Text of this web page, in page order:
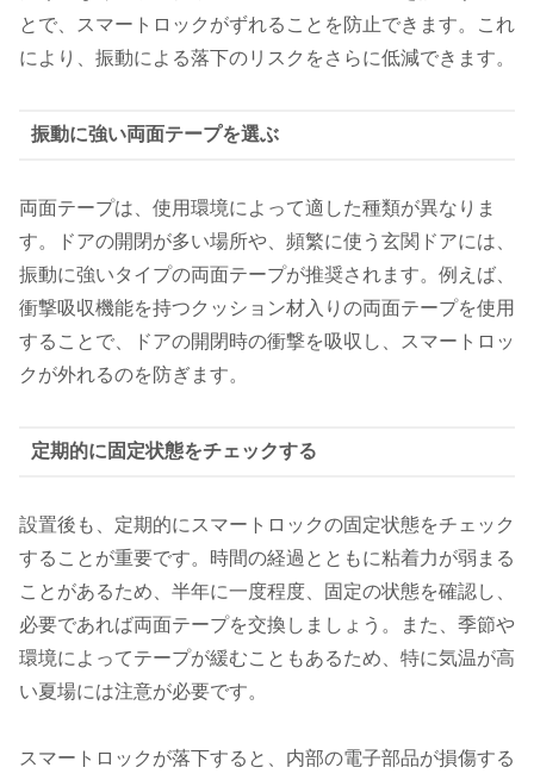
とで、スマートロックがずれることを防止できます。これ
により、振動による落下のリスクをさらに低減できます。
振動に強い両面テープを選ぶ
両面テープは、使用環境によって適した種類が異なりま
す。ドアの開閉が多い場所や、頻繁に使う玄関ドアには、
振動に強いタイプの両面テープが推奨されます。例えば、
衝撃吸収機能を持つクッション材入りの両面テープを使用
することで、ドアの開閉時の衝撃を吸収し、スマートロッ
クが外れるのを防ぎます。
定期的に固定状態をチェックする
設置後も、定期的にスマートロックの固定状態をチェック
することが重要です。時間の経過とともに粘着力が弱まる
ことがあるため、半年に一度程度、固定の状態を確認し、
必要であれば両面テープを交換しましょう。また、季節や
環境によってテープが緩むこともあるため、特に気温が高
い夏場には注意が必要です。
スマートロックが落下すると、内部の電子部品が損傷する